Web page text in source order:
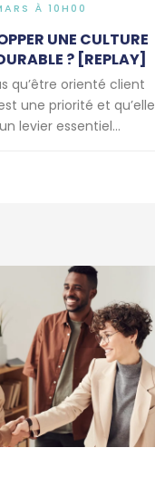
À 10H00
UNE CULTURE
? [REPLAY]
qu’être orienté client
une priorité et qu’elle
levier essentiel...